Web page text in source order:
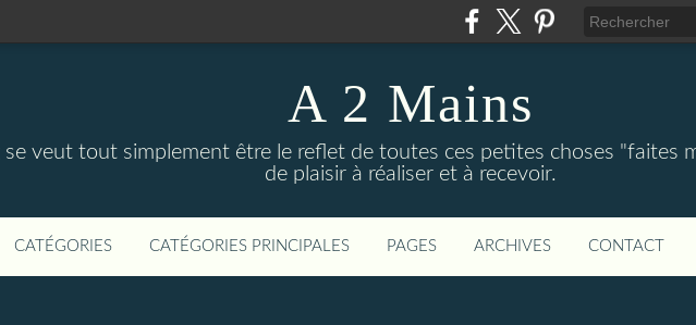
A 2 Mains
se veut tout simplement être le reflet de toutes ces petites choses "faites
de plaisir à réaliser et à recevoir.
CATÉGORIES CATÉGORIES PRINCIPALES PAGES ARCHIVES CONTACT